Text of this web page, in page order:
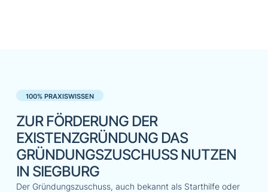
100% PRAXISWISSEN
ZUR FÖRDERUNG DER
EXISTENZGRÜNDUNG DAS
GRÜNDUNGSZUSCHUSS NUTZEN
IN SIEGBURG
Der Gründungszuschuss, auch bekannt als Starthilfe oder